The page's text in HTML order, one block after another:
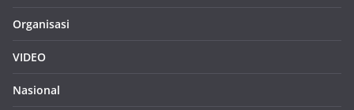
Organisasi
VIDEO
Nasional